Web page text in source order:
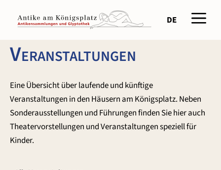
Inhalt
springen
DE
Veranstaltungen
Eine Übersicht über laufende und künftige
Veranstaltungen in den Häusern am Königsplatz. Neben
Sonderausstellungen und Führungen finden Sie hier auch
Theatervorstellungen und Veranstaltungen speziell für
Kinder.